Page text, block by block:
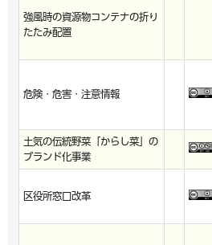
強風時の資源物コンテナの折り
たたみ配置
危険・危害・注意情報
土気の伝統野菜「からし菜」の
ブランド化事業
区役所窓口改革